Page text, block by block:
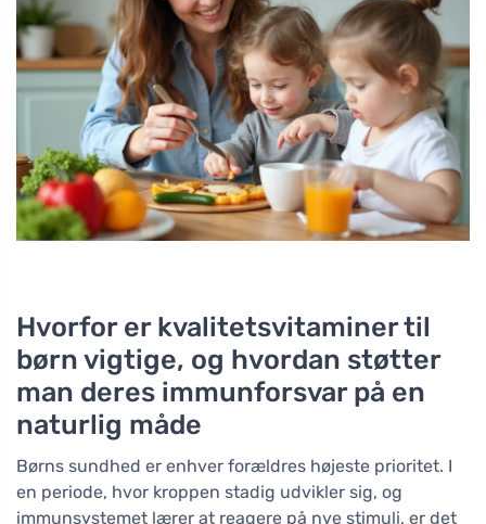
Hvorfor er kvalitetsvitaminer til
børn vigtige, og hvordan støtter
man deres immunforsvar på en
naturlig måde
Børns sundhed er enhver forældres højeste prioritet. I
en periode, hvor kroppen stadig udvikler sig, og
immunsystemet lærer at reagere på nye stimuli, er det